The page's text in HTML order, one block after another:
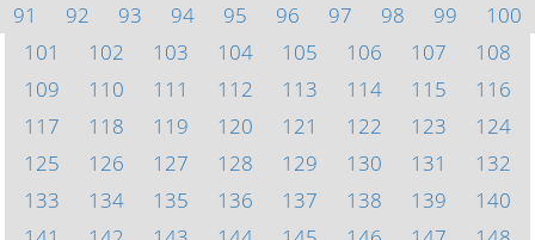
91
92 93 94 95 96 97 98 99
100
101
102 103 104 105 106 107
108
109
110 111 112 113 114 115
116
117
118 119 120 121 122 123
124
125
126 127 128 129 130 131
132
133
134 135 136 137 138 139
140